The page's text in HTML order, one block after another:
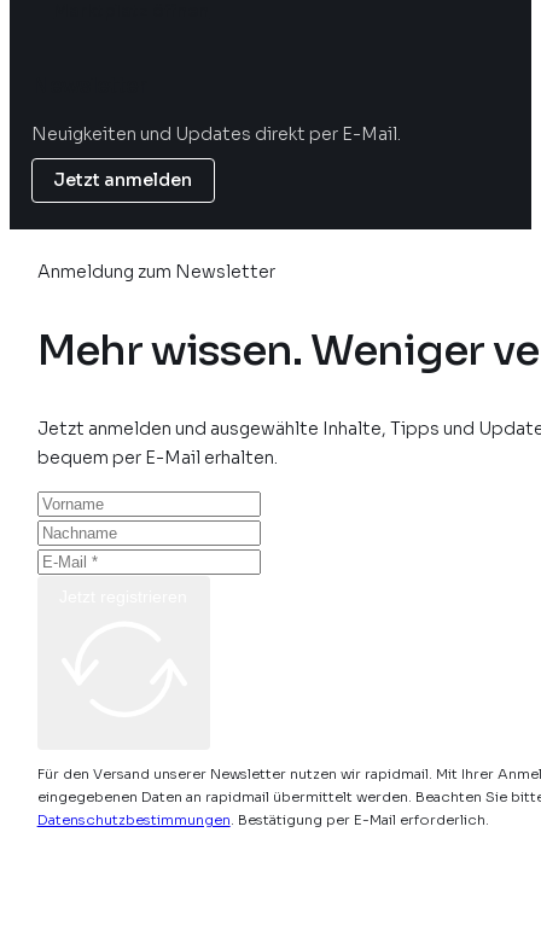
Neuigkeiten und Updates direkt per E-Mail.
Jetzt anmelden
Anmeldung zum Newsletter
Mehr wissen. Weniger
Jetzt anmelden und ausgewählte Inhalte, Tipps und
bequem per E-Mail erhalten.
Für den Versand unserer Newsletter nutzen wir rapidmail. Mit Ihrer
eingegebenen Daten an rapidmail übermittelt werden. Beachten Sie
Datenschutzbestimmungen. Bestätigung per E-Mail erforderlich.